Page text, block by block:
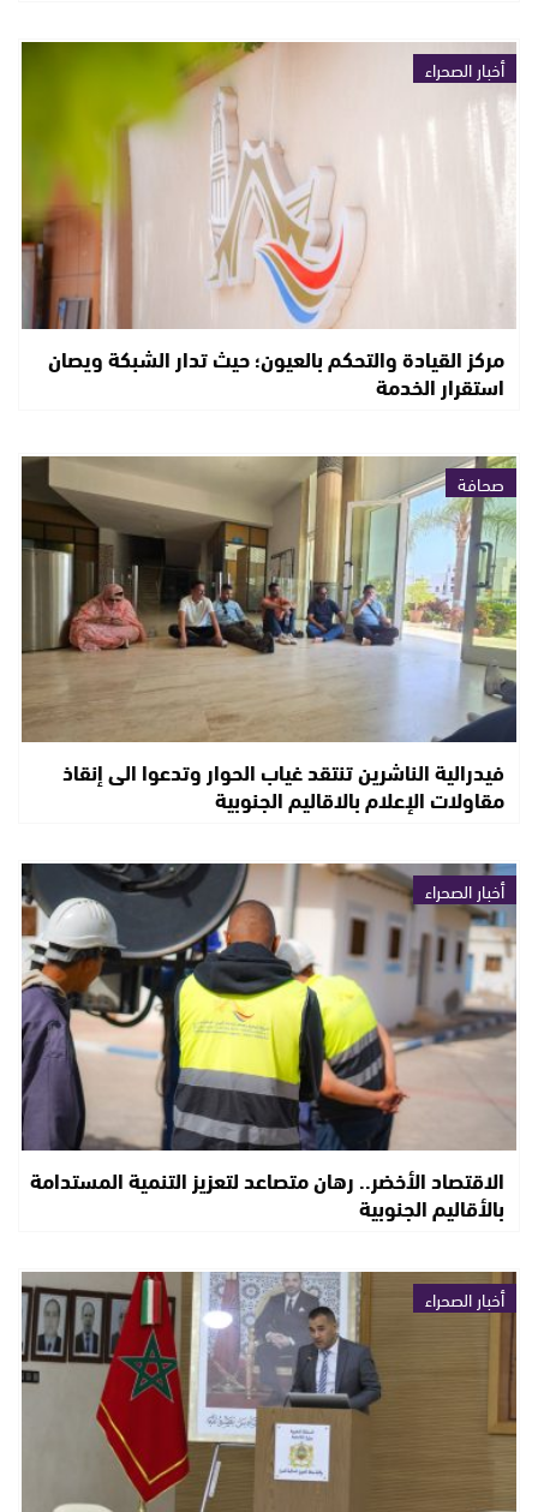
أخبار الصحراء
مركز القيادة والتحكم بالعيون؛ حيث تدار الشبكة ويصان
استقرار الخدمة
صحافة
فيدرالية الناشرين تنتقد غياب الحوار وتدعوا الى إنقاذ
مقاولات الإعلام بالاقاليم الجنوبية
أخبار الصحراء
الاقتصاد الأخضر.. رهان متصاعد لتعزيز التنمية المستدامة
بالأقاليم الجنوبية
أخبار الصحراء